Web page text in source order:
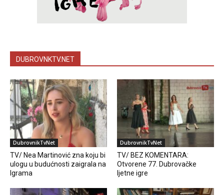
DUBROVNKTV.NET
DubrovnikTvNet
TV/ Nea Martinović zna koju bi
ulogu u budućnosti zaigrala na
Igrama
DubrovnikTvNet
TV/ BEZ KOMENTARA:
Otvorene 77. Dubrovačke
ljetne igre